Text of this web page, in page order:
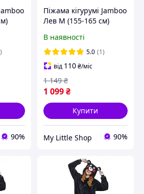
90%
Піжама кігурумі Jamboo
Лев M (155-165 см)
В наявності
5.0 (1)
від 110₴/міс
1 099₴
1 149 ₴
Купити
My Little Shop 90%